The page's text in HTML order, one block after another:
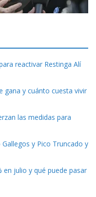
reactivar Restinga Alí
gana y cuánto cuesta vivir
las medidas para
y Pico Truncado y
en julio y qué puede pasar